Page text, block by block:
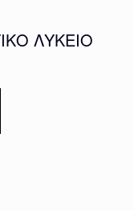
ΛΥΚΕΙΟ